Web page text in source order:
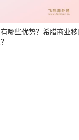
哪些优势？希腊商业